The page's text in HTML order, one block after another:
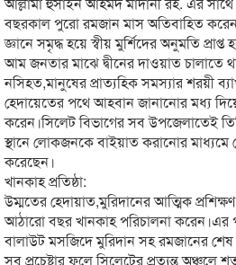
বছরকাল পুরো রমজান মাস অতিবাহিত
জ্ঞানে সমৃদ্ধ হয়ে স্বীয় মুর্শিদের অনুমতি
আম জনতার মাঝে দ্বীনের দাওয়াত চালাতে
নসিহত,মানুষের প্রাত্যহিক সমস্যার শরয়ী
হেদায়েতের পথে আহবান জানানোর মধ্য
করেন।সিলেট বিভাগের সব উপজেলাতেই
স্থানে লোকজনকে বাইয়াত করানোর মাধ্যমে
করেছেন।
খানকাহ প্রতিষ্ঠা:
উম্মতের হেদায়াত,মুরিদানের আত্মিক
আঠারো বছর খানকাহ পরিচালনা করেন।এর
বালাউট মসজিদে মুরিদান সহ রমজানের
সব প্রচেষ্টার ফলে সিলেটের প্রত্যন্ত